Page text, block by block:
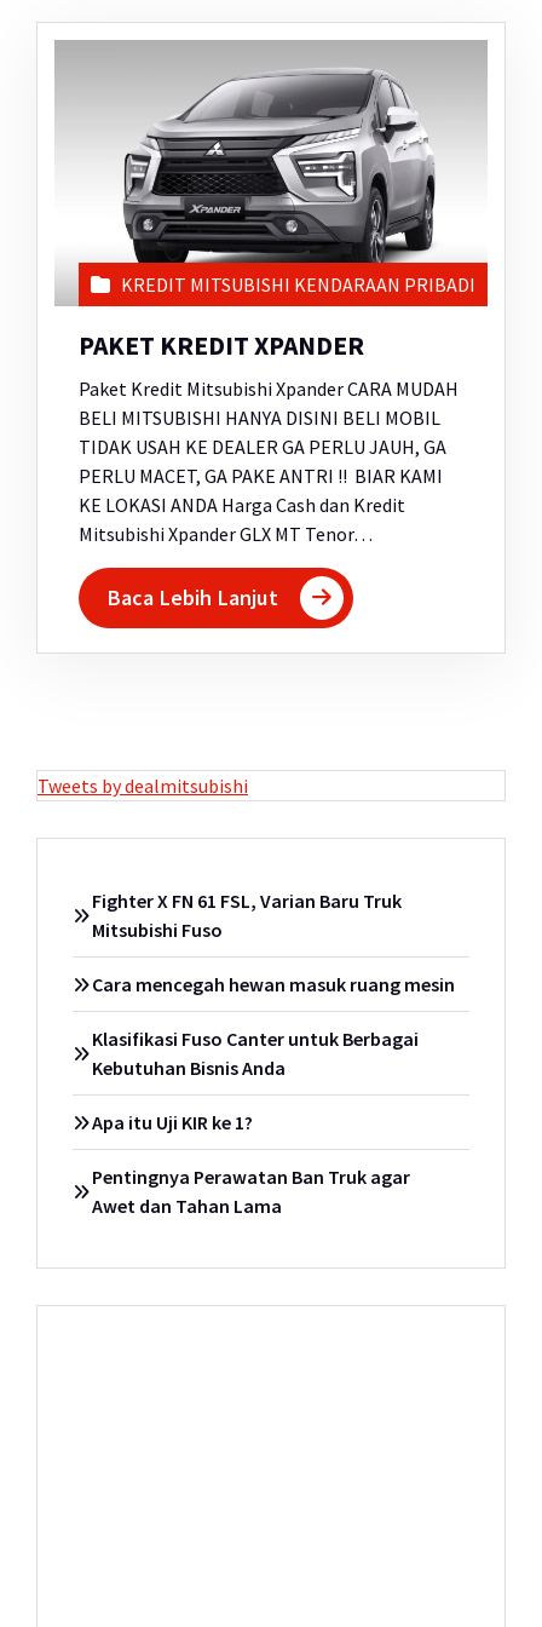
KREDIT MITSUBISHI KENDARAAN PRIBADI
PAKET KREDIT XPANDER
Paket Kredit Mitsubishi Xpander CARA MUDAH
BELI MITSUBISHI HANYA DISINI BELI MOBIL
TIDAK USAH KE DEALER GA PERLU JAUH, GA
PERLU MACET, GA PAKE ANTRI !! BIAR KAMI
KE LOKASI ANDA Harga Cash dan Kredit
Mitsubishi Xpander GLX MT Tenor…
Baca Lebih Lanjut
Tweets by dealmitsubishi
Fighter X FN 61 FSL, Varian Baru Truk
Mitsubishi Fuso
Cara mencegah hewan masuk ruang mesin
Klasifikasi Fuso Canter untuk Berbagai
Kebutuhan Bisnis Anda
Apa itu Uji KIR ke 1?
Pentingnya Perawatan Ban Truk agar
Awet dan Tahan Lama